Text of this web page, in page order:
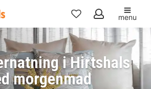
Mine
favoritter
menu
i Hirtshals
morgenmad